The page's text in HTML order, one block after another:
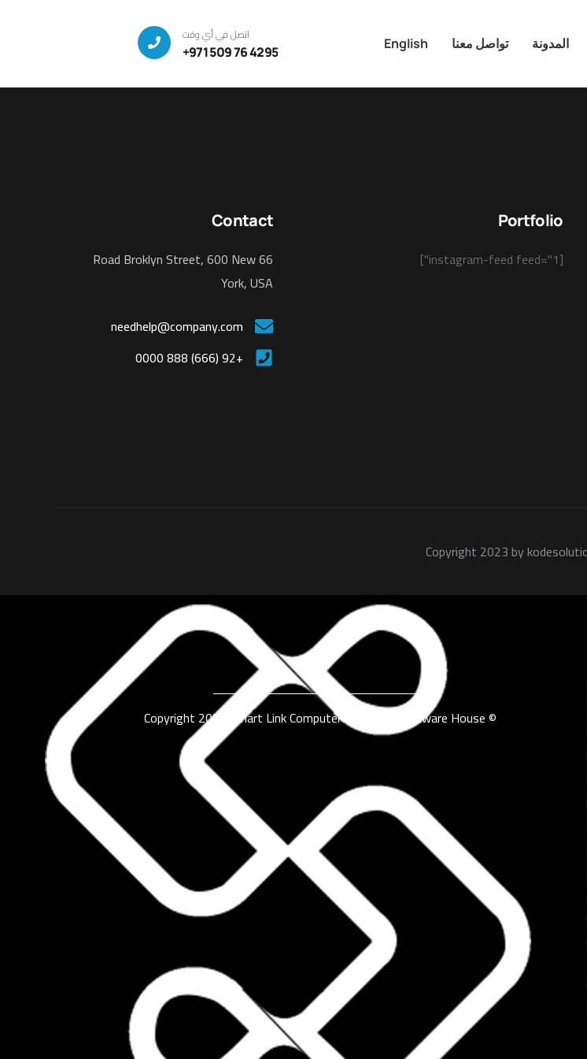
المدونة تواصل معنا English اتصل في أي وقت
+971 509 76 4295
Portfolio
[instagram-feed feed="1"]
Contact
66 Road Broklyn Street, 600 New
York, USA
needhelp@company.com
+92 (666) 888 0000
© Copyright 2024 Smart Link Computer Design & Software House